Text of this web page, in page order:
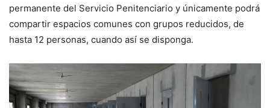
permanente del Servicio Penitenciario y únicamente podrá
compartir espacios comunes con grupos reducidos, de
hasta 12 personas, cuando así se disponga.